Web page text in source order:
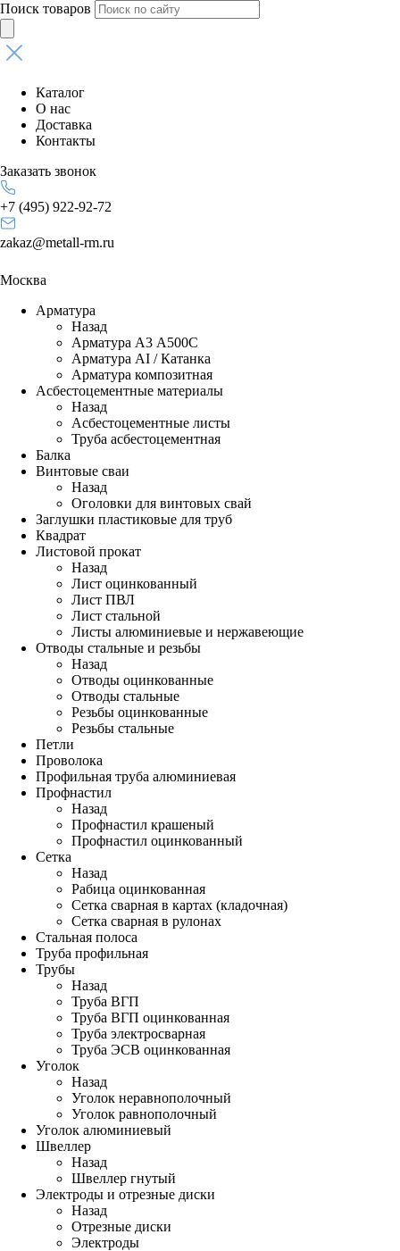
Поиск товаров
Каталог
О нас
Доставка
Контакты
Заказать звонок
+7 (495) 922-92-72
zakaz@metall-rm.ru
Москва
Арматура
Назад
Арматура А3 А500С
Арматура АI / Катанка
Арматура композитная
Асбестоцементные материалы
Назад
Асбестоцементные листы
Труба асбестоцементная
Балка
Винтовые сваи
Назад
Оголовки для винтовых свай
Заглушки пластиковые для труб
Квадрат
Листовой прокат
Назад
Лист оцинкованный
Лист ПВЛ
Лист стальной
Листы алюминиевые и нержавеющие
Отводы стальные и резьбы
Назад
Отводы оцинкованные
Отводы стальные
Резьбы оцинкованные
Резьбы стальные
Петли
Проволока
Профильная труба алюминиевая
Профнастил
Назад
Профнастил крашеный
Профнастил оцинкованный
Сетка
Назад
Рабица оцинкованная
Сетка сварная в картах (кладочная)
Сетка сварная в рулонах
Стальная полоса
Труба профильная
Трубы
Назад
Труба ВГП
Труба ВГП оцинкованная
Труба электросварная
Труба ЭСВ оцинкованная
Уголок
Назад
Уголок неравнополочный
Уголок равнополочный
Уголок алюминиевый
Швеллер
Назад
Швеллер гнутый
Электроды и отрезные диски
Назад
Отрезные диски
Электроды